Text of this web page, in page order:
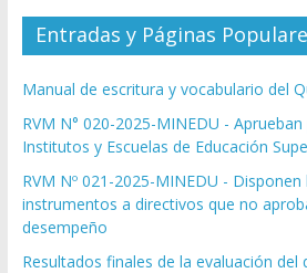
Entradas y Páginas
Manual de escritura y vocabulario del
RVM N° 020-2025-MINEDU -
Institutos y Escuelas de Educación
RVM Nº 021-2025-MINEDU -
instrumentos a directivos que no
desempeño
Resultados finales de la evaluación del